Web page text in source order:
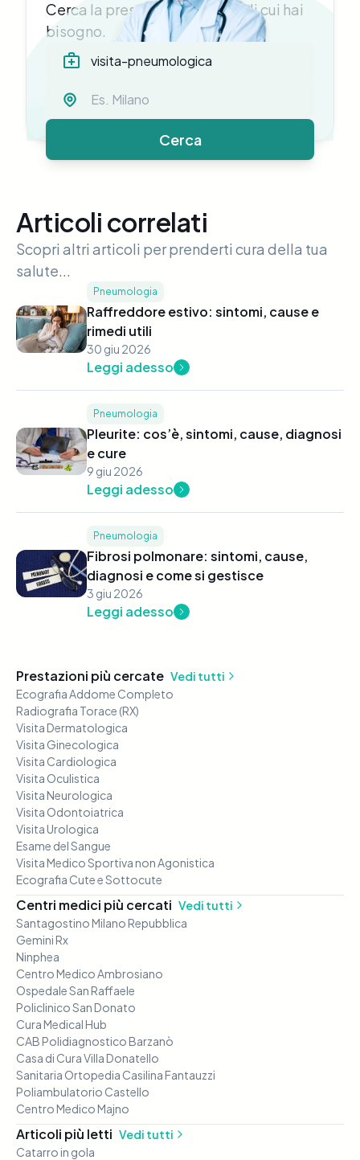
Cerca la prestazione medica di cui hai
bisogno.
Cerca
Articoli correlati
Scopri altri articoli per prenderti cura della tua
salute...
Pneumologia
Raffreddore estivo: sintomi, cause e
rimedi utili
30 giu 2026
Leggi adesso
Pneumologia
Pleurite: cos’è, sintomi, cause, diagnosi
e cure
9 giu 2026
Leggi adesso
Pneumologia
Fibrosi polmonare: sintomi, cause,
diagnosi e come si gestisce
3 giu 2026
Leggi adesso
Prestazioni più cercate Vedi tutti
Ecografia Addome Completo
Radiografia Torace (RX)
Visita Dermatologica
Visita Ginecologica
Visita Cardiologica
Visita Oculistica
Visita Neurologica
Visita Odontoiatrica
Visita Urologica
Esame del Sangue
Visita Medico Sportiva non Agonistica
Ecografia Cute e Sottocute
Centri medici più cercati Vedi tutti
Santagostino Milano Repubblica
Gemini Rx
Ninphea
Centro Medico Ambrosiano
Ospedale San Raffaele
Policlinico San Donato
Cura Medical Hub
CAB Polidiagnostico Barzanò
Casa di Cura Villa Donatello
Sanitaria Ortopedia Casilina Fantauzzi
Poliambulatorio Castello
Centro Medico Majno
Articoli più letti Vedi tutti
Catarro in gola